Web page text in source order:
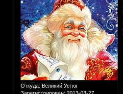
Откуда: Великий Устюг